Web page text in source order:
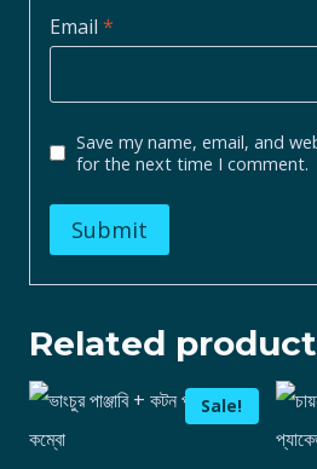
Email *
Save my name, email, and
for the next time I comment.
Related
Sale!